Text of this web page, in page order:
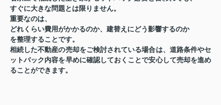
すぐに大きな問題とは限りません。
重要なのは、
どれくらい費用がかかるのか、建替えにどう影響するのか
を整理することです。
相続した不動産の売却をご検討されている場合は、道路条件やセ
ットバック内容を早めに確認しておくことで安心して売却を進め
ることができます。